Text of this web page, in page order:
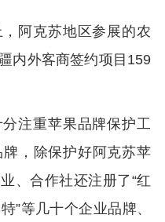
阿克苏地区参展的农
内外客商签约项目159
注重苹果品牌保护工
，除保护好阿克苏苹
、合作社还注册了“红
”等几十个企业品牌、